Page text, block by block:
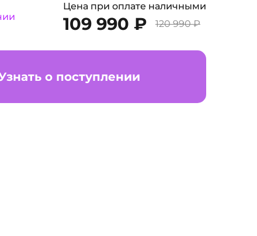
Цена при оплате наличными
109 990 ₽ 120 990 ₽
о поступлении